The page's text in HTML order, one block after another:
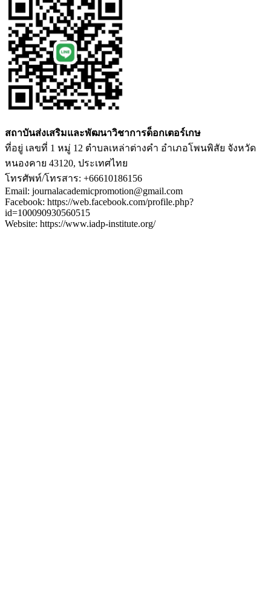
สถาบันส่งเสริมและพัฒนาวิชาการด็อกเตอร์เกษ
ที่อยู่ เลขที่ 1 หมู่ 12 ตำบลเหล่าต่างคำ อำเภอโพนพิสัย จังหวัด
หนองคาย 43120, ประเทศไทย
โทรศัพท์/โทรสาร: +66610186156
Email: journalacademicpromotion@gmail.com
Facebook: https://web.facebook.com/profile.php?
id=100090930560515
Website: https://www.iadp-institute.org/